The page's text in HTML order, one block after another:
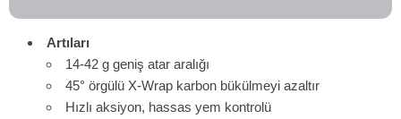
Artıları
14-42 g geniş atar aralığı
45° örgülü X-Wrap karbon bükülmeyi azaltır
Hızlı aksiyon, hassas yem kontrolü